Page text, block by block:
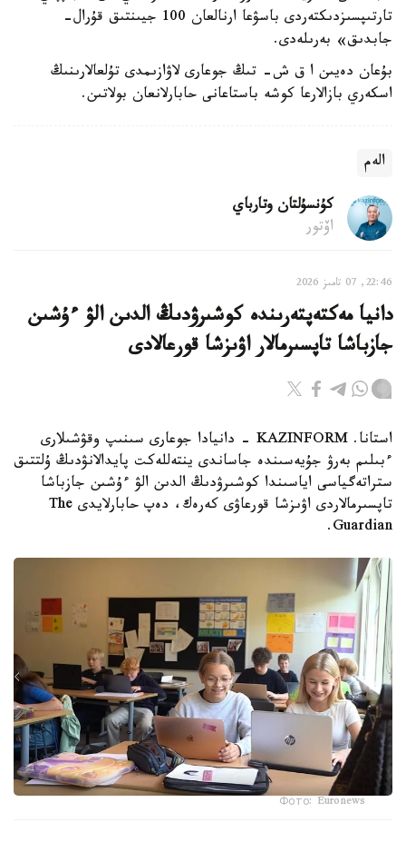
تارتىپسىزدىكتەردى باسۋعا ارنالعان 100 جيىنتىق قۇرال-
جابدىق» بەرىلەدى.
بۇعان دەيىن ا ق ش- تىڭ جوعارى لاۋازىمدى تۇلعالارىنىڭ
اسكەري بازالارعا كوشە باستاعانى حابارلانعان بولاتىن.
الەم
كۇنسۇلتان وتارباي
اۆتور
22:46, 07 تامىز 2026
دانيا مەكتەپتەرىندە كوشىرۋدىڭ الدىن الۋ ءۇشىن
جازباشا تاپسىرمالار اۋىزشا قورعالادى
استانا. KAZINFORM - دانيادا جوعارى سىنىپ وقۋشىلارى
ءبىلىم بەرۋ جۇيەسىندە جاساندى ينتەللەكت پايدالانۋدىڭ ۇلتتىق
ستراتەگياسى اياسىندا كوشىرۋدىڭ الدىن الۋ ءۇشىن جازباشا
تاپسىرمالاردى اۋىزشا قورعاۋى كەرەك، دەپ حابارلايدى The
Guardian.
Фото: Euronews